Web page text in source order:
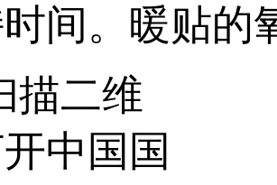
间。暖贴的